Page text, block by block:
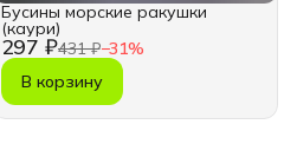
297 ₽431 ₽−31%
Бусины морские ракушки
(каури)
В корзину